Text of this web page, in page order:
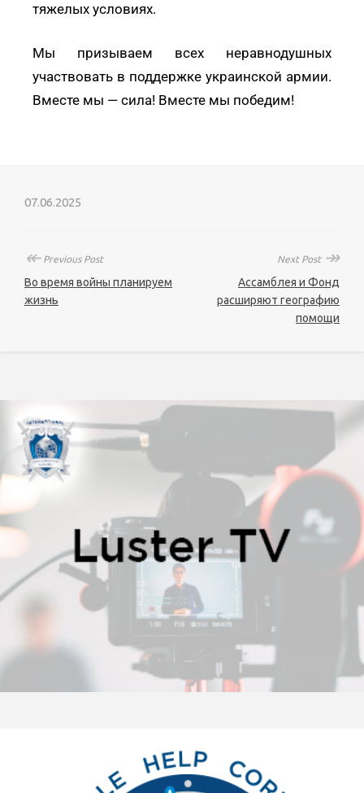
тяжелых условиях.
Мы призываем всех неравнодушных
участвовать в поддержке украинской армии.
Вместе мы — сила! Вместе мы победим!
07.06.2025
↞Previous Post
Во время войны планируем
жизнь
Next Post ↠
Ассамблея и Фонд
расширяют географию
помощи